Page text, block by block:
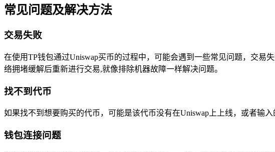
常见问题及解决方法
交易失败
在使用TP钱包通过Uniswap买币的过程中，可能会遇到一些常见问题，交
络拥堵缓解后重新进行交易,就像排除机器故障一样解决问题。
找不到代币
如果找不到想要购买的代币，可能是该代币没有在Uniswap上上线，或者输
钱包连接问题